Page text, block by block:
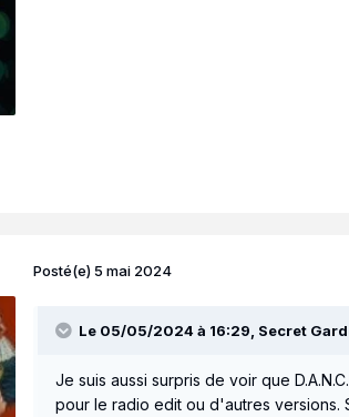
Posté(e)5 mai 2024
Le 05/05/2024 à 16:29, Secret
Je suis aussi surpris de voir que
pour le radio edit ou d'autres versions.